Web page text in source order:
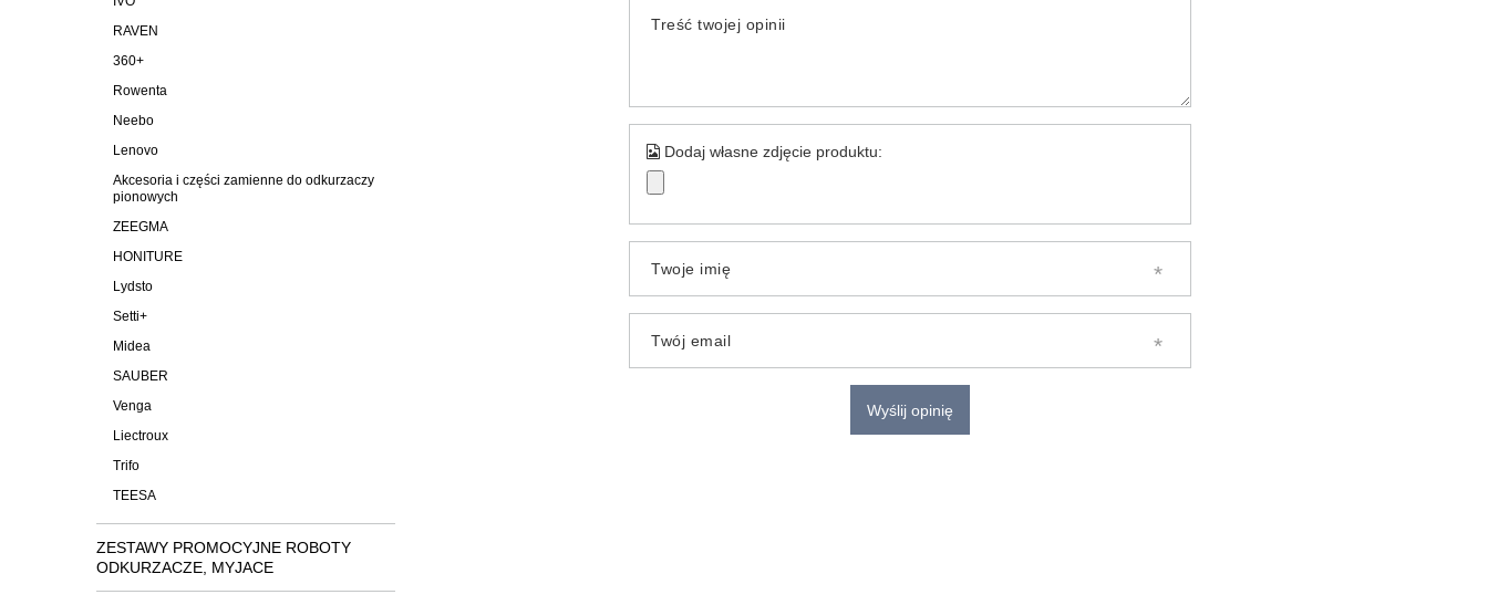
RAVEN
360+
Rowenta
Neebo
Lenovo
Akcesoria i części zamienne do odkurzaczy
pionowych
ZEEGMA
HONITURE
Lydsto
Setti+
Midea
SAUBER
Venga
Liectroux
Trifo
TEESA
ZESTAWY PROMOCYJNE ROBOTY
ODKURZACZE, MYJACE
Treść twojej opinii
Dodaj własne zdjęcie produktu:
Twoje imię
Twój email
Wyślij opinię